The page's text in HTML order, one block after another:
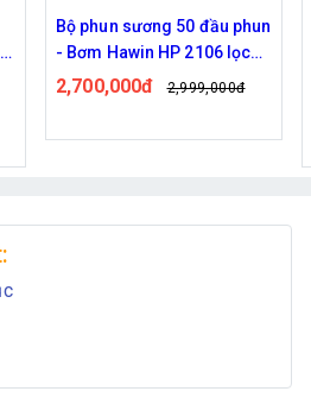
Hệ thống phun sương làm
mát trọn bộ Daehan DH-
6017 20 béc
1,130,000đ 1,299,000đ
Đã bán: 320